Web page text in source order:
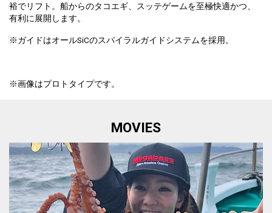
裕でリフト。船からのタコエギ、スッテゲームを至極快適かつ、
有利に展開します。
※ガイドはオールSiCのスパイラルガイドシステムを採用。
※画像はプロトタイプです。
MOVIES